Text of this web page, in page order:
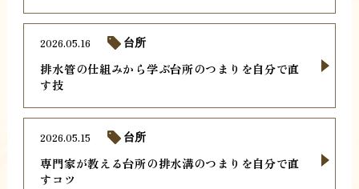
排水管の仕組みから学ぶ台所のつまりを自分で直
す技
2026.05.16 台所
専門家が教える台所の排水溝のつまりを自分で直
すコツ
2026.05.15 台所